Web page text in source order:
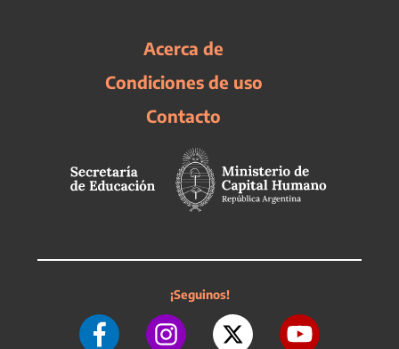
Acerca de
Condiciones de uso
Contacto
¡Seguinos!